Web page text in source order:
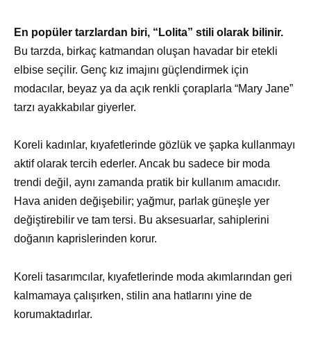
En popüler tarzlardan biri, “Lolita” stili olarak bilinir.
Bu tarzda, birkaç katmandan oluşan havadar bir etekli
elbise seçilir. Genç kız imajını güçlendirmek için
modacılar, beyaz ya da açık renkli çoraplarla “Mary Jane”
tarzı ayakkabılar giyerler.
Koreli kadınlar, kıyafetlerinde gözlük ve şapka kullanmayı
aktif olarak tercih ederler. Ancak bu sadece bir moda
trendi değil, aynı zamanda pratik bir kullanım amacıdır.
Hava aniden değişebilir; yağmur, parlak güneşle yer
değiştirebilir ve tam tersi. Bu aksesuarlar, sahiplerini
doğanın kaprislerinden korur.
Koreli tasarımcılar, kıyafetlerinde moda akımlarından geri
kalmamaya çalışırken, stilin ana hatlarını yine de
korumaktadırlar.